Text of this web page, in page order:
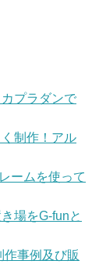
プラダンで
制作！アル
ームを使って
場をG-funと
事例及び販